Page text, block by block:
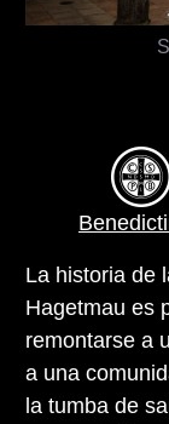
La historia de
Hagetmau es
remontarse a
a una
la tumba de